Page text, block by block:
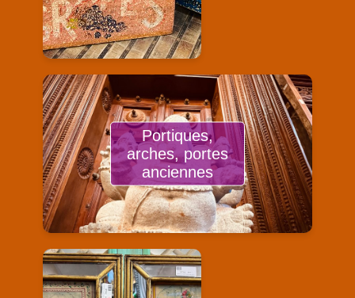
Portiques,
arches, portes
anciennes